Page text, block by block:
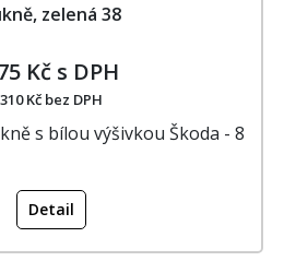
zelená 38
Kč s DPH
310 Kč bez DPH
s bílou výšivkou Škoda - 8
Detail